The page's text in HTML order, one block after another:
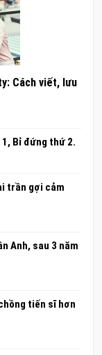
Cách viết, lưu
Bỉ đứng thứ 2.
trần gợi cảm
Anh, sau 3 năm
tiến sĩ hơn